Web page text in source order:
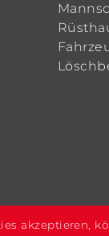
akzeptieren,